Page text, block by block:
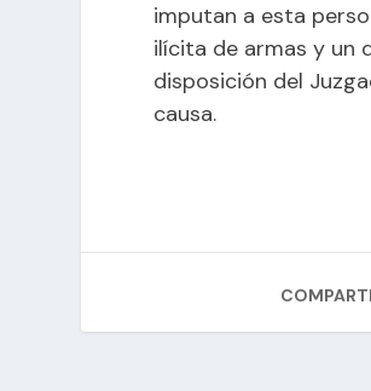
imputan a esta
ilícita de armas y un
disposición del
causa.